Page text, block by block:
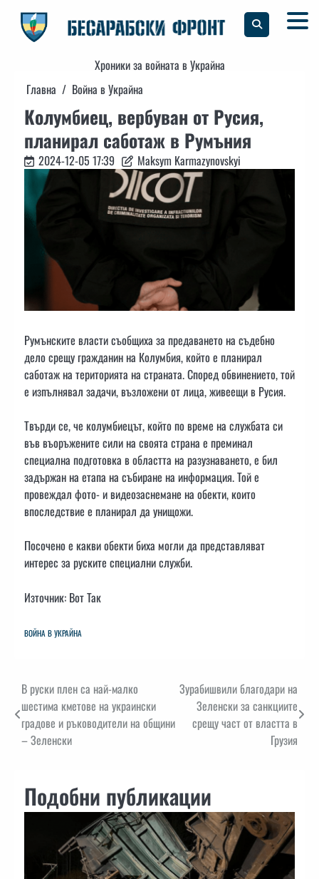
content
Хроники за войната в Украйна
Главна
Война в Украйна
Колумбиец, вербуван от Русия,
планирал саботаж в Румъния
2024-12-05 17:39 Maksym Karmazynovskyi
Румънските власти съобщиха за предаването на съдебно
дело срещу гражданин на Колумбия, който е планирал
саботаж на територията на страната. Според обвинението, той
е изпълнявал задачи, възложени от лица, живеещи в Русия.
Твърди се, че колумбиецът, който по време на службата си
във въоръжените сили на своята страна е преминал
специална подготовка в областта на разузнаването, е бил
задържан на етапа на събиране на информация. Той е
провеждал фото- и видеозаснемане на обекти, които
впоследствие е планирал да унищожи.
Посочено е какви обекти биха могли да представляват
интерес за руските специални служби.
Източник: Вот Так
ВОЙНА В УКРАЙНА
Навигация
В руски плен са най-малко
шестима кметове на украински
градове и ръководители на общини
– Зеленски
Зурабишвили благодари на
Зеленски за санкциите
срещу част от властта в
Грузия
Подобни публикации